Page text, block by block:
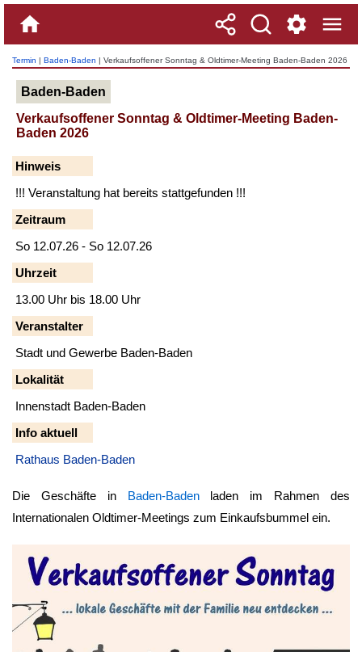
Termin | Baden-Baden | Verkaufsoffener Sonntag & Oldtimer-Meeting Baden-Baden 2026
Baden-Baden
Verkaufsoffener Sonntag & Oldtimer-Meeting Baden-
Baden 2026
Hinweis
!!! Veranstaltung hat bereits stattgefunden !!!
Zeitraum
So 12.07.26 - So 12.07.26
Uhrzeit
13.00 Uhr bis 18.00 Uhr
Veranstalter
Stadt und Gewerbe Baden-Baden
Lokalität
Innenstadt Baden-Baden
Info aktuell
Rathaus Baden-Baden
Die Geschäfte in Baden-Badenladen im Rahmen des
Internationalen Oldtimer-Meetings zum Einkaufsbummel ein.